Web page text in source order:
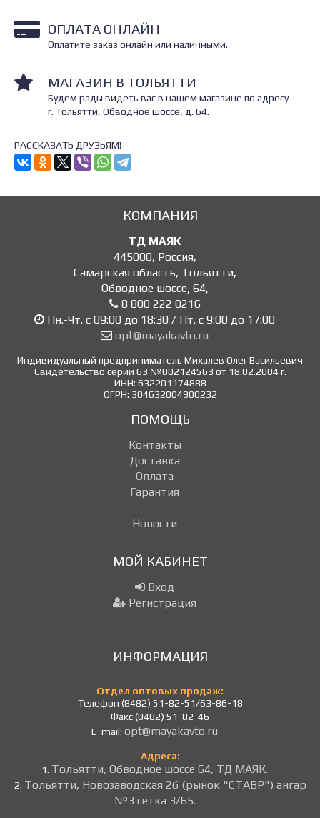
ОПЛАТА ОНЛАЙН
Оплатите заказ онлайн или наличными.
МАГАЗИН В ТОЛЬЯТТИ
Будем рады видеть вас в нашем магазине по адресу
г. Тольятти, Обводное шоссе, д. 64.
РАССКАЗАТЬ ДРУЗЬЯМ!
КОМПАНИЯ
ТД МАЯК
445000, Россия,
Самарская область, Тольятти,
Обводное шоссе, 64,
8 800 222 0216
Пн.-Чт. с 09:00 до 18:30 / Пт. с 9:00 до 17:00
opt@mayakavto.ru
Индивидуальный предприниматель Михалев Олег Васильевич
Свидетельство серии 63 №002124563 от 18.02.2004 г.
ИНН: 632201174888
ОГРН: 304632004900232
ПОМОЩЬ
Контакты
Доставка
Оплата
Гарантия
Новости
МОЙ КАБИНЕТ
Вход
Регистрация
ИНФОРМАЦИЯ
Отдел оптовых продаж:
Телефон (8482) 51-82-51/63-86-18
Факс (8482) 51-82-46
E-mail: opt@mayakavto.ru
Адреса:
1. Тольятти, Обводное шоссе 64, ТД МАЯК.
2. Тольятти, Новозаводская 2б (рынок "СТАВР") ангар
№3 сетка 3/65.